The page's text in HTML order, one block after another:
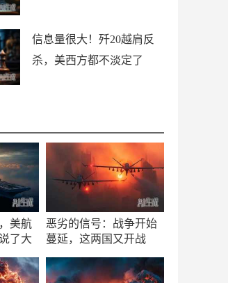
信息量很大！歼20越肩反
杀，美西方都不淡定了
美航
了大
恶劣的信号：战争开始
蔓延，这两国又开战